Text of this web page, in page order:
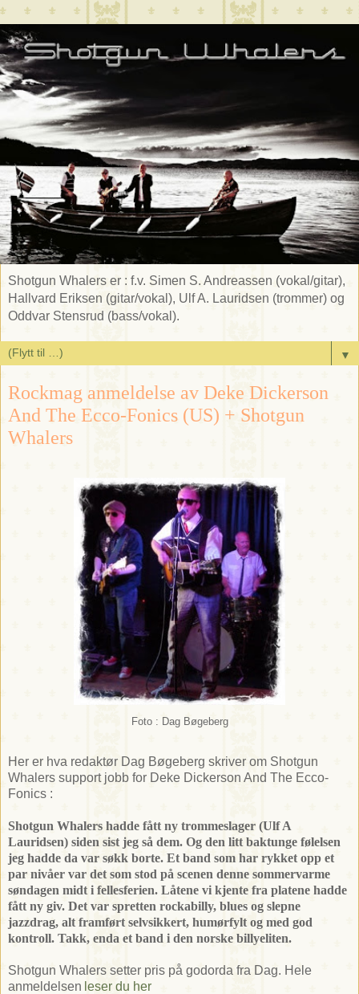
Shotgun Whalers er : f.v. Simen S. Andreassen (vokal/gitar),
Hallvard Eriksen (gitar/vokal), Ulf A. Lauridsen (trommer) og
Oddvar Stensrud (bass/vokal).
▼
Rockmag anmeldelse av Deke Dickerson
And The Ecco-Fonics (US) + Shotgun
Whalers
Foto : Dag Bøgeberg
Her er hva redaktør Dag Bøgeberg skriver om Shotgun
Whalers support jobb for Deke Dickerson And The Ecco-
Fonics :
Shotgun Whalers hadde fått ny trommeslager (Ulf A
Lauridsen) siden sist jeg så dem. Og den litt baktunge følelsen
jeg hadde da var søkk borte. Et band som har rykket opp et
par nivåer var det som stod på scenen denne sommervarme
søndagen midt i fellesferien. Låtene vi kjente fra platene hadde
fått ny giv. Det var spretten rockabilly, blues og slepne
jazzdrag, alt framført selvsikkert, humørfylt og med god
kontroll. Takk, enda et band i den norske billyeliten.
Shotgun Whalers setter pris på godorda fra Dag. Hele
anmeldelsen leser du her